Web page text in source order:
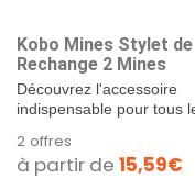
Kobo Mines Stylet de
Rechange 2 Mines
Découvrez l'accessoire
indispensable pour tous
Kobo : le...
2 offres
à partir de 15,59€